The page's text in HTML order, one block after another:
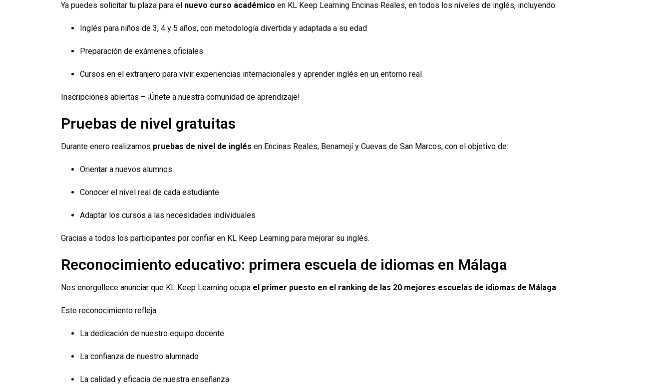
Ya puedes solicitar tu plaza para el nuevo curso académico en KL Keep Learning Encinas Reales, en todos los niveles de inglés, incluyendo:
Inglés para niños de 3, 4 y 5 años, con metodología divertida y adaptada a su edad
Preparación de exámenes oficiales
Cursos en el extranjero para vivir experiencias internacionales y aprender inglés en un entorno real
Inscripciones abiertas – ¡Únete a nuestra comunidad de aprendizaje!
Pruebas de nivel gratuitas
Durante enero realizamos pruebas de nivel de inglés en Encinas Reales, Benamejí y Cuevas de San Marcos, con el objetivo de:
Orientar a nuevos alumnos
Conocer el nivel real de cada estudiante
Adaptar los cursos a las necesidades individuales
Gracias a todos los participantes por confiar en KL Keep Learning para mejorar su inglés.
Reconocimiento educativo: primera escuela de idiomas en Málaga
Nos enorgullece anunciar que KL Keep Learning ocupa el primer puesto en el ranking de las 20 mejores escuelas de idiomas de Málaga.
Este reconocimiento refleja:
La dedicación de nuestro equipo docente
La confianza de nuestro alumnado
La calidad y eficacia de nuestra enseñanza